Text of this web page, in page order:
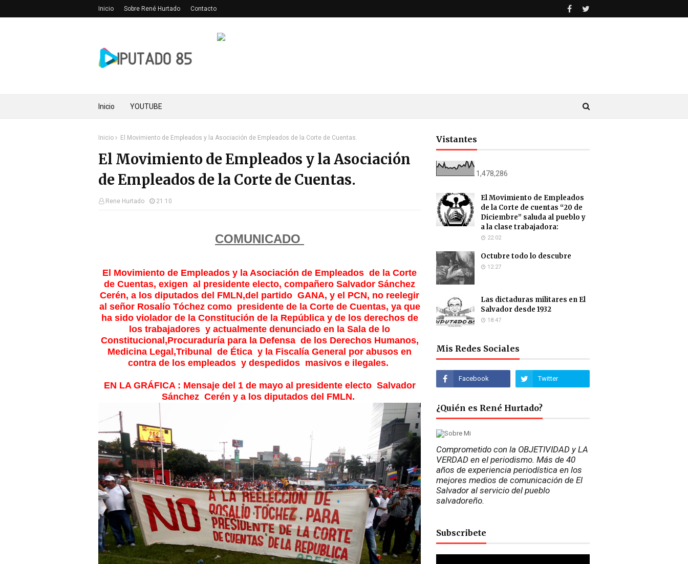
Inicio Sobre René Hurtado Contacto
Inicio YOUTUBE
Inicio El Movimiento de Empleados y la Asociación de Empleados de la Corte de Cuentas.
El Movimiento de Empleados y la Asociación
de Empleados de la Corte de Cuentas.
Rene Hurtado 21:10
COMUNICADO
El Movimiento de Empleados y la Asociación de Empleados de la Corte
de Cuentas, exigen al presidente electo, compañero Salvador Sánchez
Cerén, a los diputados del FMLN,del partido GANA, y el PCN, no reelegir
al señor Rosalío Tóchez como presidente de la Corte de Cuentas, ya que
ha sido violador de la Constitución de la República y de los derechos de
los trabajadores y actualmente denunciado en la Sala de lo
Constitucional,Procuraduría para la Defensa de los Derechos Humanos,
Medicina Legal,Tribunal de Ética y la Fiscalía General por abusos en
contra de los empleados y despedidos masivos e ilegales.
EN LA GRÁFICA : Mensaje del 1 de mayo al presidente electo Salvador
Sánchez Cerén y a los diputados del FMLN.
Vistantes
1,478,286
El Movimiento de Empleados
de la Corte de cuentas “20 de
Diciembre” saluda al pueblo y
a la clase trabajadora:
22:02
Octubre todo lo descubre
12:27
Las dictaduras militares en El
Salvador desde 1932
18:47
Mis Redes Sociales
¿Quién es René Hurtado?
Comprometido con la OBJETIVIDAD y LA
VERDAD en el periodismo. Más de 40
años de experiencia periodística en los
mejores medios de comunicación de El
Salvador al servicio del pueblo
salvadoreño.
Subscribete